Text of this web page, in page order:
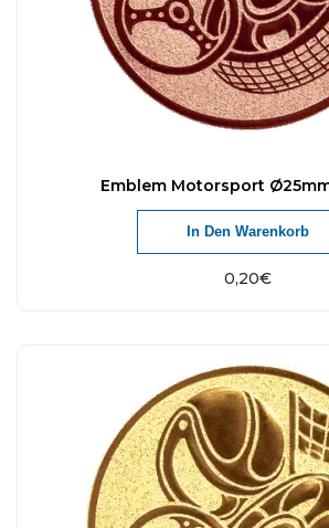
Emblem Motorsport
0,20€
In Den Warenkorb